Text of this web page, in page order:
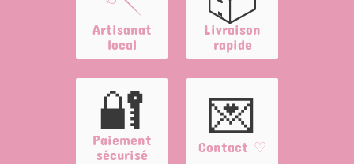
Artisanat
local
Livraison
rapide
🔐
Paiement
sécurisé
💌
Contact ♡